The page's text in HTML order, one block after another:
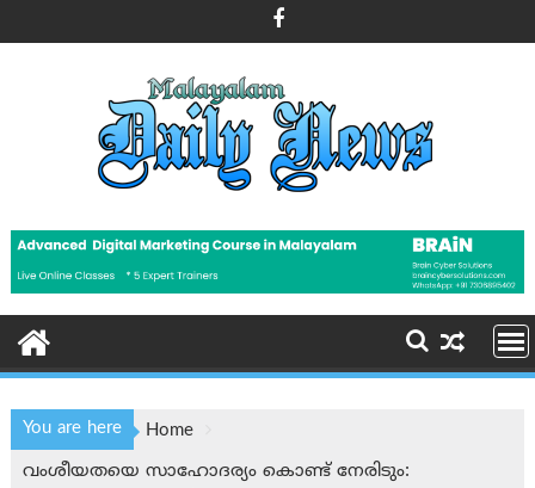
to
You are here
Home
വംശീയതയെ സാഹോദര്യം കൊണ്ട് നേരിടും: